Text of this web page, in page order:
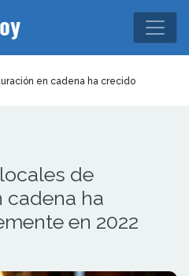
en cadena ha crecido
de
cadena ha
en 2022